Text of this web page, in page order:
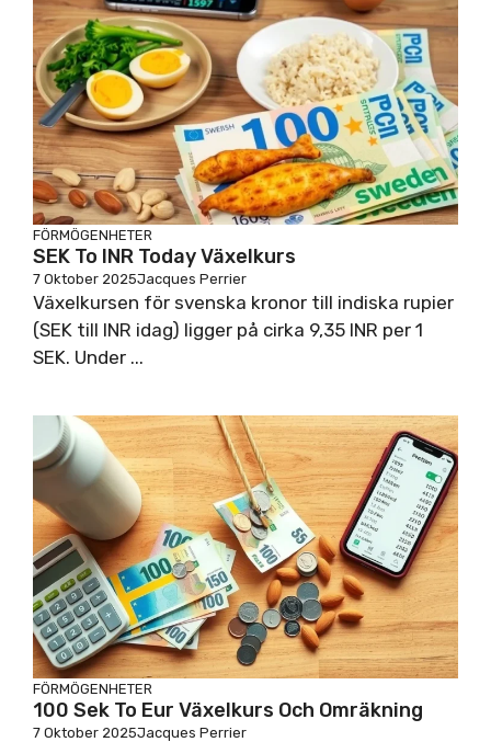
FÖRMÖGENHETER
SEK To INR Today Växelkurs
7 Oktober 2025Jacques Perrier
Växelkursen för svenska kronor till indiska rupier
(SEK till INR idag) ligger på cirka 9,35 INR per 1
SEK. Under ...
FÖRMÖGENHETER
100 Sek To Eur Växelkurs Och Omräkning
7 Oktober 2025Jacques Perrier